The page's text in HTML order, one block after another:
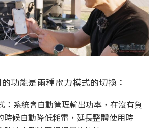
功能是兩種電力模式的切換：
：系統會自動管理輸出功率，在沒有負
時候自動降低耗電，延長整體使用時